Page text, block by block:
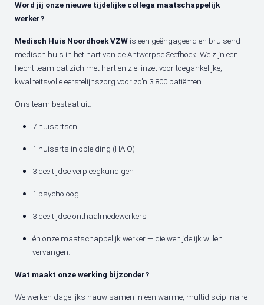
Word jij onze nieuwe tijdelijke collega maatschappelijk
werker?
Medisch Huis Noordhoek VZW is een geëngageerd en bruisend
medisch huis in het hart van de Antwerpse Seefhoek. We zijn een
hecht team dat zich met hart en ziel inzet voor toegankelijke,
kwaliteitsvolle eerstelijnszorg voor zo’n 3.800 patiënten.
Ons team bestaat uit:
7 huisartsen
1 huisarts in opleiding (HAIO)
3 deeltijdse verpleegkundigen
1 psycholoog
3 deeltijdse onthaalmedewerkers
én onze maatschappelijk werker — die we tijdelijk willen
vervangen.
Wat maakt onze werking bijzonder?
We werken dagelijks nauw samen in een warme, multidisciplinaire